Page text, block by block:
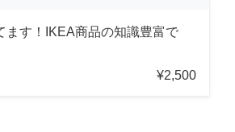
ます！IKEA商品の知識豊富で
¥2,500